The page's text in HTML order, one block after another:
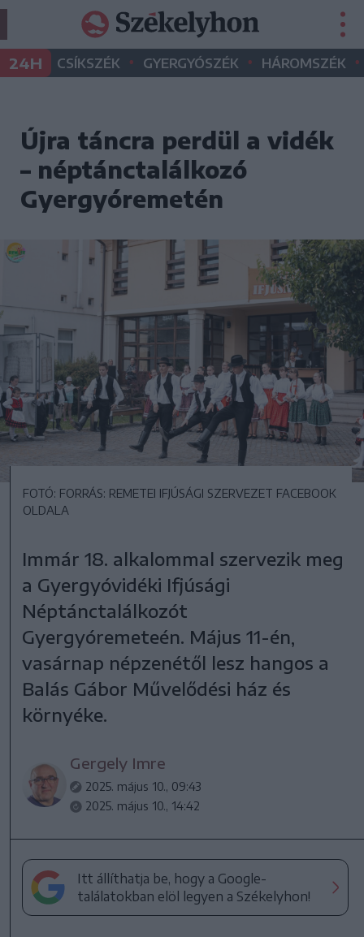
24H CSÍKSZÉK • GYERGYÓSZÉK • HÁROMSZÉK •
Újra táncra perdül a vidék
– néptánctalálkozó
Gyergyóremetén
FOTÓ: FORRÁS: REMETEI IFJÚSÁGI SZERVEZET FACEBOOK
OLDALA
Immár 18. alkalommal szervezik meg
a Gyergyóvidéki Ifjúsági
Néptánctalálkozót
Gyergyóremeteén. Május 11-én,
vasárnap népzenétől lesz hangos a
Balás Gábor Művelődési ház és
környéke.
Gergely Imre
2025. május 10., 09:43
2025. május 10., 14:42
Itt állíthatja be, hogy a Google-
találatokban elöl legyen a Székelyhon!